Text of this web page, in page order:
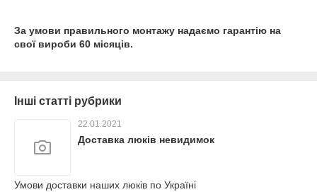
За умови правильного монтажу надаємо гарантію на
свої вироби 60 місяців.
Інші статті рубрики
22.01.2021
Доставка люків невидимок
Умови доставки наших люків по Україні